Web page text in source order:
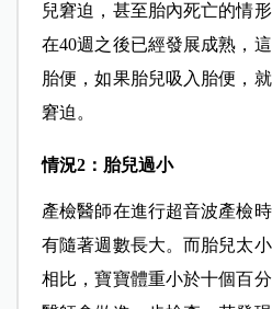
兒窘迫，甚至胎內死亡的情
在40週之後已經發展成熟，
胎便，如果胎兒吸入胎便，
窘迫。
情況2：胎兒過小
產檢醫師在進行超音波產檢
有隨著週數長大。而胎兒太
相比，寶寶體重小於十個百